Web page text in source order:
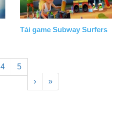
Tải game Subway Surfers
4
5
›
»